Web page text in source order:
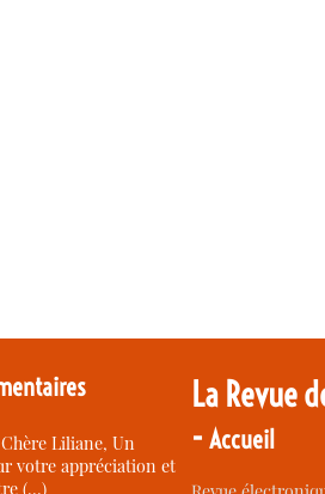
Chère Liliane, Un
votre appréciation et
(…)
La Revue
-Accueil